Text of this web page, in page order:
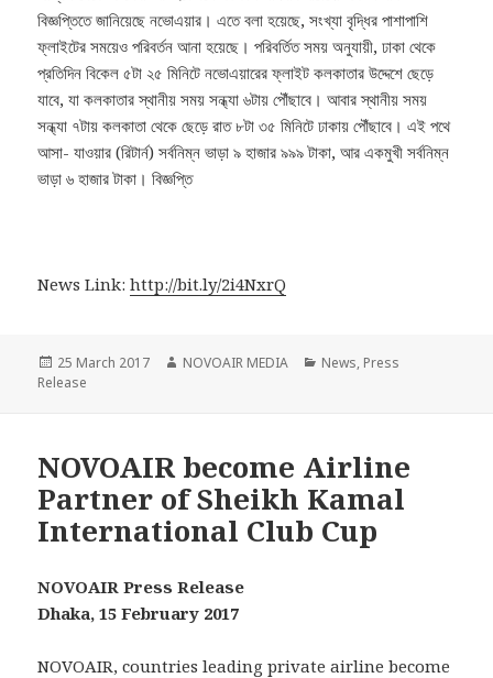
বিজ্ঞপ্তিতে জানিয়েছে নভোএয়ার। এতে বলা হয়েছে, সংখ্যা বৃদ্ধির পাশাপাশি
ফ্লাইটের সময়েও পরিবর্তন আনা হয়েছে। পরিবর্তিত সময় অনুযায়ী, ঢাকা থেকে
প্রতিদিন বিকেল ৫টা ২৫ মিনিটে নভোএয়ারের ফ্লাইট কলকাতার উদ্দেশে ছেড়ে
যাবে, যা কলকাতার স্থানীয় সময় সন্ধ্যা ৬টায় পৌঁছাবে। আবার স্থানীয় সময়
সন্ধ্যা ৭টায় কলকাতা থেকে ছেড়ে রাত ৮টা ৩৫ মিনিটে ঢাকায় পৌঁছাবে। এই পথে
আসা- যাওয়ার (রিটার্ন) সর্বনিম্ন ভাড়া ৯ হাজার ৯৯৯ টাকা, আর একমুখী সর্বনিম্ন
ভাড়া ৬ হাজার টাকা। বিজ্ঞপ্তি
News Link:http://bit.ly/2i4NxrQ
Posted
on
25 March 2017 Author
NOVOAIR MEDIA Categories
News, Press
Release
NOVOAIR become Airline
Partner of Sheikh Kamal
International Club Cup
NOVOAIR Press Release
Dhaka, 15 February 2017
NOVOAIR, countries leading private airline become